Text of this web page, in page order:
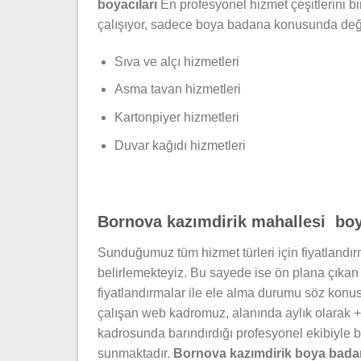
boyacıları En profesyonel hizmet çeşitlerini
çalışıyor, sadece boya badana konusunda
Sıva ve alçı hizmetleri
Asma tavan hizmetleri
Kartonpiyer hizmetleri
Duvar kağıdı hizmetleri
Bornova kazımdirik mahallesi
Sunduğumuz tüm hizmet türleri için
belirlemekteyiz. Bu sayede ise ön plana çıkan
fiyatlandırmalar ile ele alma durumu söz
çalışan web kadromuz, alanında aylık
kadrosunda barındırdığı profesyonel
sunmaktadır. Bornova kazımdirik boya